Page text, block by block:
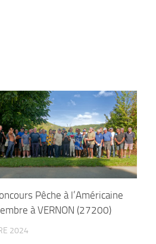
Pêche à l’Américaine
à VERNON (27200)
2024